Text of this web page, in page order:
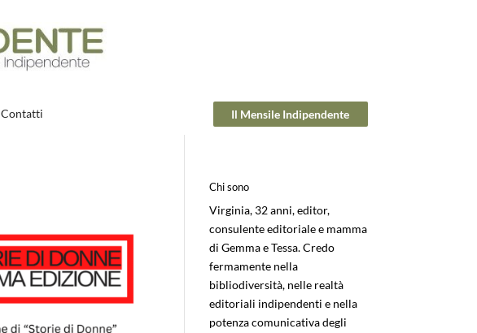
Contatti Il Mensile Indipendente
Chi sono
Virginia, 32 anni, editor,
consulente editoriale e mamma
di Gemma e Tessa. Credo
fermamente nella
bibliodiversità, nelle realtà
editoriali indipendenti e nella
potenza comunicativa degli